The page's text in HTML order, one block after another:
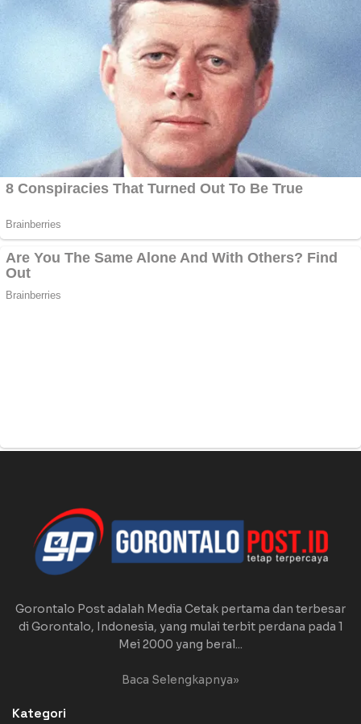
Gorontalo Post adalah Media Cetak pertama dan terbesar
di Gorontalo, Indonesia, yang mulai terbit perdana pada 1
Mei 2000 yang beral...
Baca Selengkapnya»
Kategori